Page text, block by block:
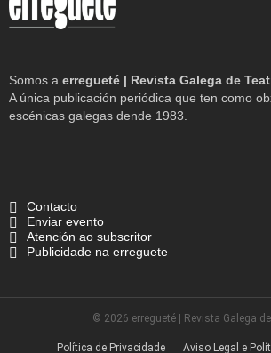
Somos a erregueté | Revista Galega de
A única publicación periódica que ten como
escénicas galegas dende 1983.
Contacto
Enviar evento
Atención ao subscritor
Publicidade na erreguete
© 2026 erregueté | Revista Galega
Política de Privacidade Aviso Legal e